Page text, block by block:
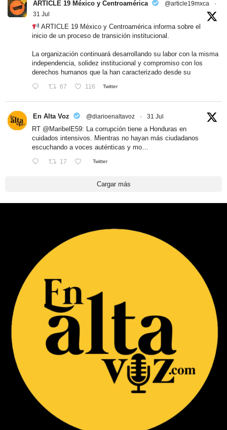
ARTICLE 19 México y Centroamérica @article19mxca
·
31 Jul
ARTICLE 19 México y Centroamérica informa sobre el
inicio de un proceso de transición institucional.
La organización continuará desarrollando su labor con la misma
independencia, solidez institucional y compromiso con los
derechos humanos que la han caracterizado desde su
67 116 Twitter
En Alta Voz @diarioenaltavoz · 31 Jul
RT @MaribelE59: La corrupción tiene a Honduras en
cuidados intensivos. Mientras no hayan más ciudadanos
escuchando a voces auténticas y mo…
17 Twitter
Cargar más